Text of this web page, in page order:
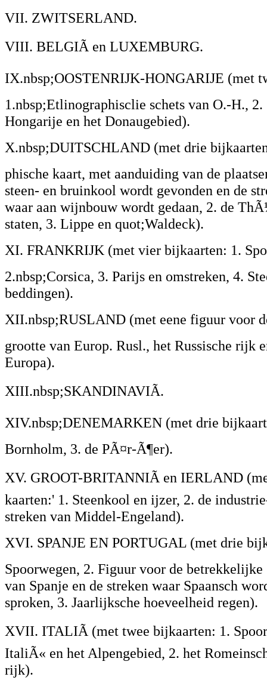
VII. ZWITSERLAND.
VIII. BELGIÃ en LUXEMBURG.
IX.nbsp;OOSTENRIJK-HONGARIJE (met
1.nbsp;Etlinographisclie schets van O.-H.,
Hongarije en het Donaugebied).
X.nbsp;DUITSCHLAND (met drie
phische kaart, met aanduiding van de
steen- en bruinkool wordt gevonden en de
waar aan wijnbouw wordt gedaan, 2. de
staten, 3. Lippe en quot;Waldeck).
XI. FRANKRIJK (met vier bijkaarten: 1.
2.nbsp;Corsica, 3. Parijs en omstreken, 4.
beddingen).
XII.nbsp;RUSLAND (met eene figuur voor
grootte van Europ. Rusl., het Russische rijk
Europa).
XIII.nbsp;SKANDINAVIÃ.
XIV.nbsp;DENEMARKEN (met drie
Bornholm, 3. de PÃ¤r-Ã¶er).
XV. GROOT-BRITANNIÃ en IERLAND
kaarten:' 1. Steenkool en ijzer, 2. de
streken van Middel-Engeland).
XVI. SPANJE EN PORTUGAL (met drie
Spoorwegen, 2. Figuur voor de betrekkelijke
van Spanje en de streken waar Spaansch
sproken, 3. Jaarlijksche hoeveelheid regen).
XVII. ITALIÃ (met twee bijkaarten: 1.
ItaliÃ« en het Alpengebied, 2. het
rijk).